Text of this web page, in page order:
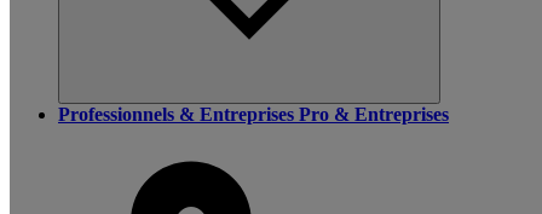
Professionnels & Entreprises Pro & Entreprises